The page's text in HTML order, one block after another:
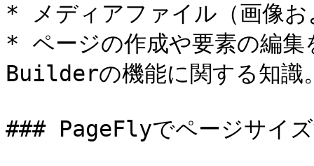
* メディアファイル（画像お
* ページの作成や要素の編
Builderの機能に関する知識
### PageFlyでページサイ